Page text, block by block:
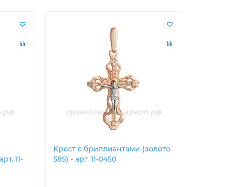
11-
Крест с бриллиантами (золото
585) - арт. 11-0450